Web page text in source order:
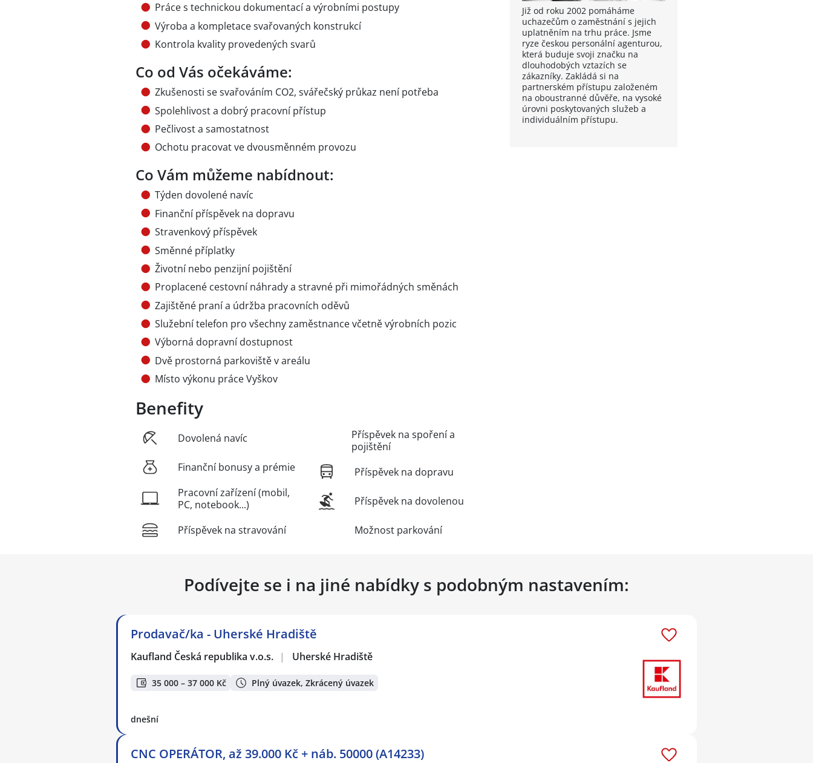
Již od roku 2002 pomáháme
uchazečům o zaměstnání s jejich
uplatněním na trhu práce. Jsme
ryze českou personální agenturou,
která buduje svoji značku na
dlouhodobých vztazích se
zákazníky. Zakládá si na
partnerském přístupu založeném
na oboustranné důvěře, na vysoké
úrovni poskytovaných služeb a
individuálním přístupu.
Práce s technickou dokumentací a výrobními postupy
Výroba a kompletace svařovaných konstrukcí
Kontrola kvality provedených svarů
Co od Vás očekáváme:
Zkušenosti se svařováním CO2, svářečský průkaz není potřeba
Spolehlivost a dobrý pracovní přístup
Pečlivost a samostatnost
Ochotu pracovat ve dvousměnném provozu
Co Vám můžeme nabídnout:
Týden dovolené navíc
Finanční příspěvek na dopravu
Stravenkový příspěvek
Směnné příplatky
Životní nebo penzijní pojištění
Proplacené cestovní náhrady a stravné při mimořádných směnách
Zajištěné praní a údržba pracovních oděvů
Služební telefon pro všechny zaměstnance včetně výrobních pozic
Výborná dopravní dostupnost
Dvě prostorná parkoviště v areálu
Místo výkonu práce Vyškov
Benefity
Dovolená navíc
Finanční bonusy a prémie
Pracovní zařízení (mobil,
PC, notebook...)
Příspěvek na stravování
Příspěvek na spoření a
pojištění
Příspěvek na dopravu
Příspěvek na dovolenou
Možnost parkování
Podívejte se i na jiné nabídky s podobným nastavením:
Prodavač/ka - Uherské Hradiště
Kaufland Česká republika v.o.s. | Uherské Hradiště
35 000 – 37 000 Kč Plný úvazek, Zkrácený úvazek
dnešní
CNC OPERÁTOR, až 39.000 Kč + náb. 50000 (A14233)